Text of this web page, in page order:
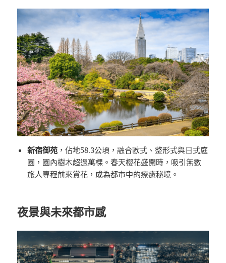
新宿御苑 ，佔地58.3公頃，融合歐式、整形式與日式庭
園，園內樹木超過萬棵。春天櫻花盛開時，吸引無數
旅人專程前來賞花，成為都市中的療癒秘境。
夜景與未來都市感